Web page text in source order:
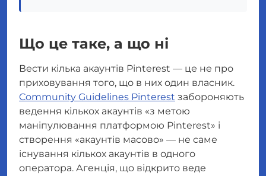
Що це таке, а що ні
Вести кілька акаунтів Pinterest — це не про
приховування того, що в них один власник.
Community Guidelines Pinterest забороняють
ведення кількох акаунтів «з метою
маніпулювання платформою Pinterest» і
створення «акаунтів масово» — не саме
існування кількох акаунтів в одного
оператора. Агенція, що відкрито веде